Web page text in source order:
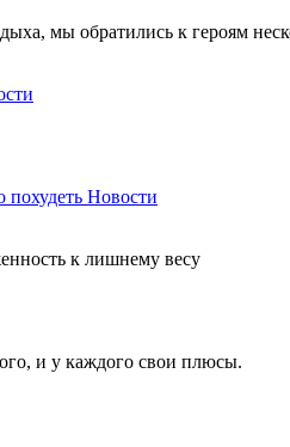
мы обратились к героям
похудеть Новости
к лишнему весу
и у каждого свои плюсы.